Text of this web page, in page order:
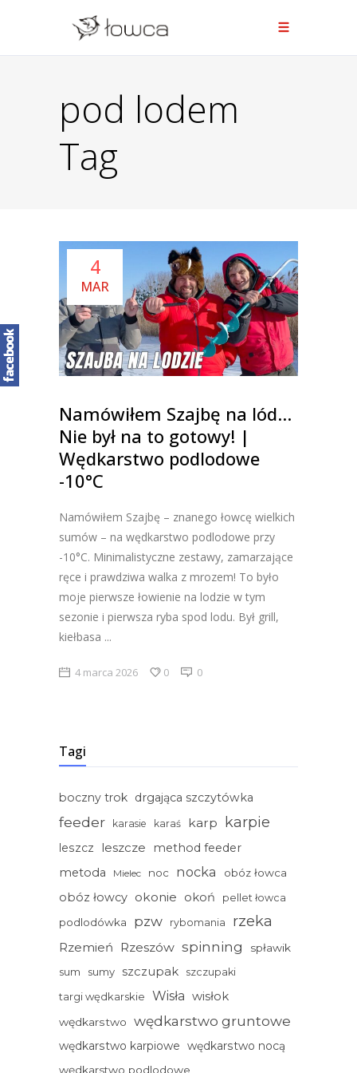
pod lodem
Tag
4
MAR
Namówiłem Szajbę na lód…
Nie był na to gotowy! |
Wędkarstwo podlodowe
-10°C
Namówiłem Szajbę – znanego łowcę wielkich
sumów – na wędkarstwo podlodowe przy
-10°C. Minimalistyczne zestawy, zamarzające
ręce i prawdziwa walka z mrozem! To było
moje pierwsze łowienie na lodzie w tym
sezonie i pierwsza ryba spod lodu. Był grill,
kiełbasa
4 marca 2026 0 0
Tagi
boczny trok drgająca szczytówka
feeder karasie karaś karp karpie
leszcz leszcze
method feeder
metoda
Mielec noc nocka obóz łowca
obóz łowcy okonie okoń pellet łowca
podlodówka pzw rybomania rzeka
Rzemień Rzeszów spinning
spławik
sum
sumy szczupak szczupaki
targi wędkarskie Wisła wisłok
wędkarstwo wędkarstwo gruntowe
wędkarstwo karpiowe wędkarstwo nocą
wędkarstwo podlodowe